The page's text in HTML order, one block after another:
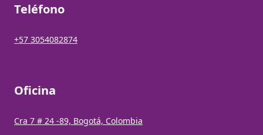
Teléfono
+57 3054082874
Oficina
Cra 7 # 24 -89, Bogotá, Colombia